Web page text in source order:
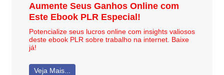
Aumente Seus Ganhos Online com
Este Ebook PLR Especial!
Potencialize seus lucros online com insights valiosos
deste ebook PLR sobre trabalho na internet. Baixe
já!
Veja Mais...